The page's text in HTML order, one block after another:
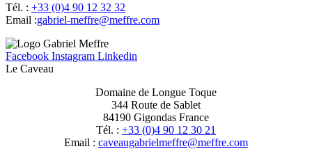
Tél. : +33 (0)4 90 12 32 32
Email :moc.erffem@erffem-leirbag
Facebook Instagram Linkedin
Le Caveau
Domaine de Longue Toque
344 Route de Sablet
84190 Gigondas France
Tél. : +33 (0)4 90 12 30 21
Email : moc.erffem@erffemleirbaguaevac